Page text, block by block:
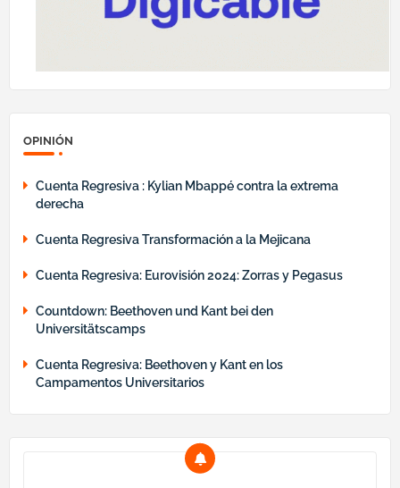
OPINIÓN
Cuenta Regresiva : Kylian Mbappé contra la extrema
derecha
Cuenta Regresiva Transformación a la Mejicana
Cuenta Regresiva: Eurovisión 2024: Zorras y Pegasus
Countdown: Beethoven und Kant bei den
Universitätscamps
Cuenta Regresiva: Beethoven y Kant en los
Campamentos Universitarios